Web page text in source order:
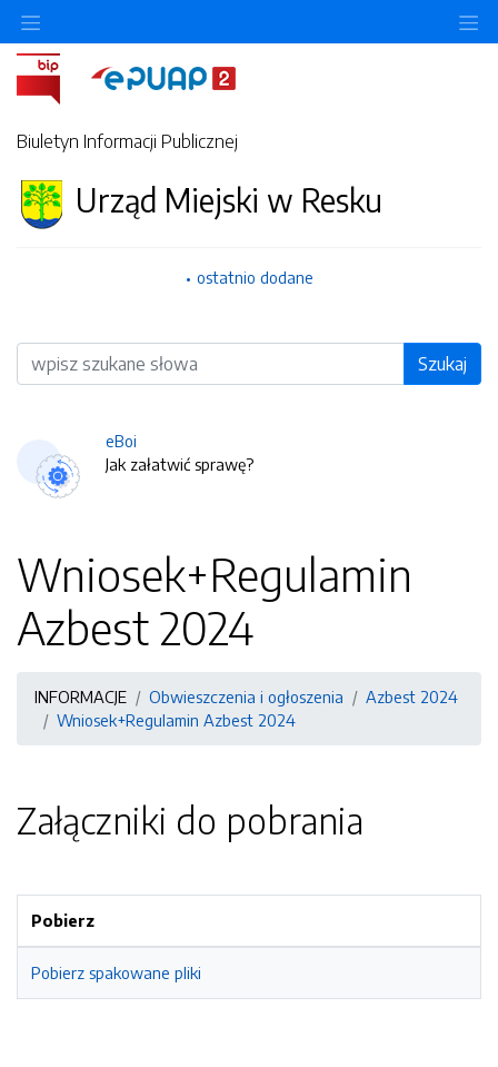
Biuletyn Informacji Publicznej
Urząd Miejski w Resku
ostatnio dodane
Wyszukiwarka Szukaj
eBoi
Jak załatwić sprawę?
Wniosek+Regulamin
Azbest 2024
INFORMACJE Obwieszczenia i ogłoszenia
Azbest 2024
Wniosek+Regulamin Azbest 2024
Załączniki do pobrania
Pobierz
Pobierz spakowane pliki